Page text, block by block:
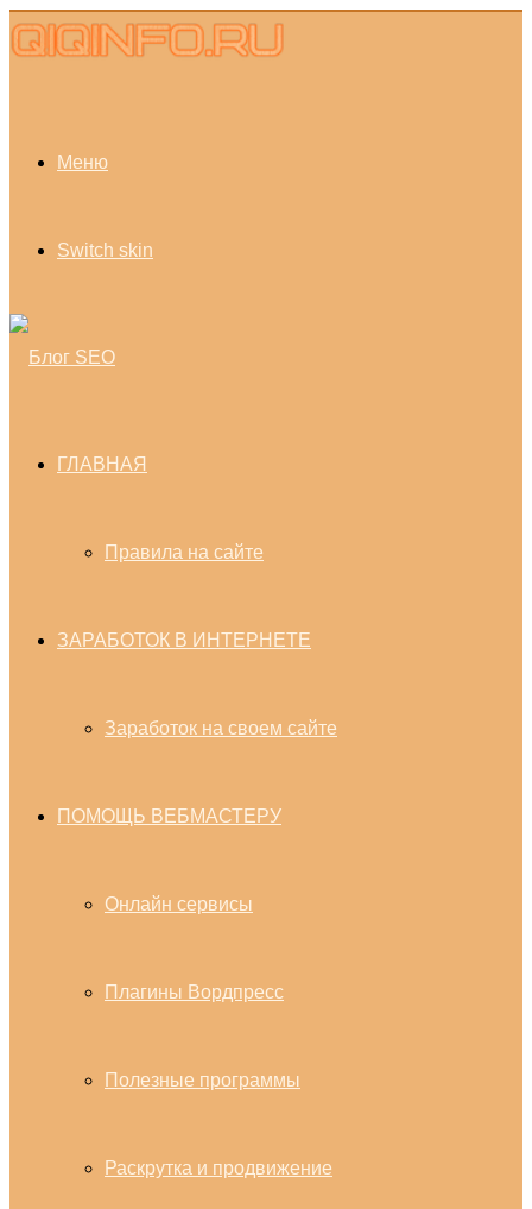
Меню
Switch skin
ГЛАВНАЯ
Правила на сайте
ЗАРАБОТОК В ИНТЕРНЕТЕ
Заработок на своем сайте
ПОМОЩЬ ВЕБМАСТЕРУ
Онлайн сервисы
Плагины Вордпресс
Полезные программы
Раскрутка и продвижение